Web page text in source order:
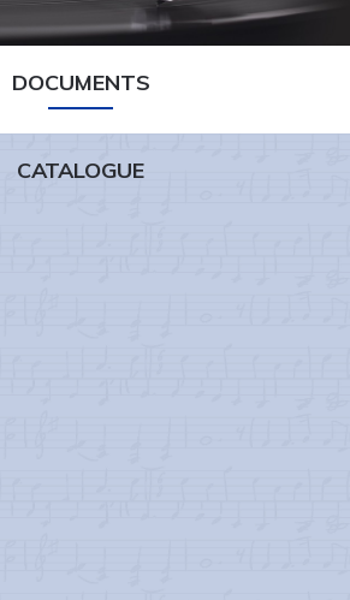
DOCUMENTS
CATALOGUE